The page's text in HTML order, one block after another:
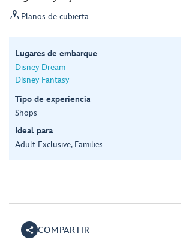
 Planos de cubierta
Lugares de embarque
Disney Dream
Disney Fantasy
Tipo de experiencia
Shops
Ideal para
Adult Exclusive, Families
COMPARTIR